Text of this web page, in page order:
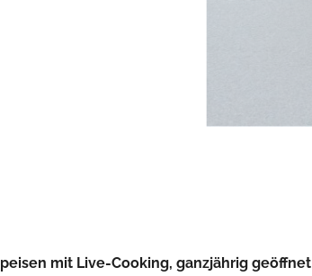
mit Live-Cooking, ganzjährig geöffnet